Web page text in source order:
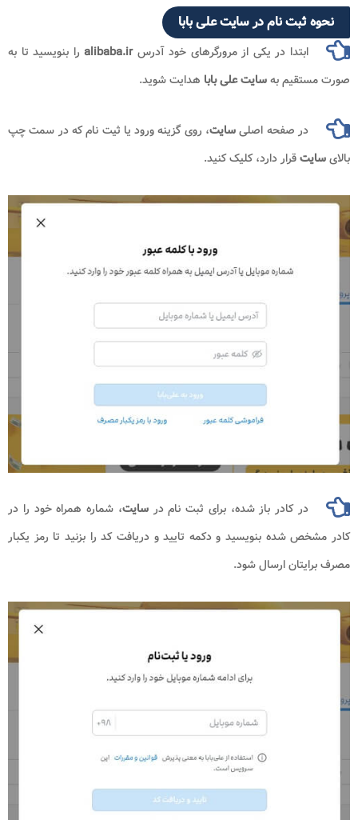
نام در سایت علی بابا
ابتدا در یکی از مرورگرهای خود آدرسalibaba.ir را بنویسید تا به
بهسایت علی باباهدایت شوید.
در صفحه اصلیسایت، روی گزینه ورود یا ثیت نام که در سمت چپ
قرار دارد، کلیک کنید.
در کادر باز شده، برای ثبت نام درسایت، شماره همراه خود را در
شده بنویسید و دکمه تایید و دریافت کد را بزنید تا رمز یکبار
ارسال شود.